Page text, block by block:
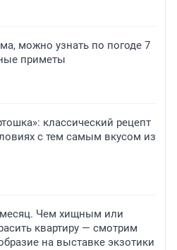
можно узнать по погоде 7
приметы
классический рецепт
с тем самым вкусом из
Чем хищным или
квартиру — смотрим
на выставке экзотики